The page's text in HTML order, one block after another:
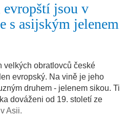
jsou v
s asijským jelenem
velkých obratlovců české
evropský. Na vině je jeho
druhem - jelenem sikou. Ti
dováženi od 19. století ze
Asii.